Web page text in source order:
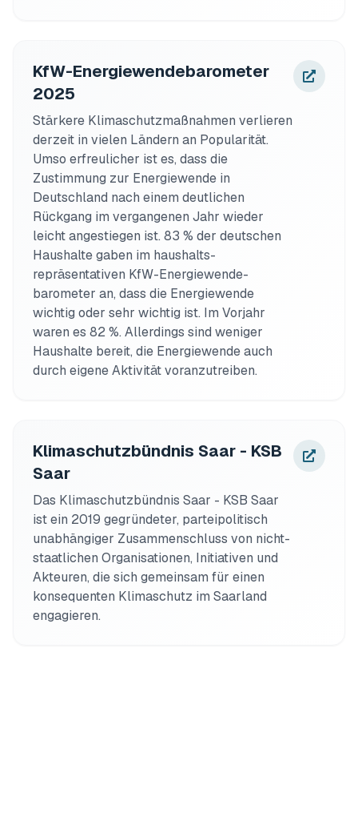
KfW-Energiewendebarometer
2025
Stärkere Klimaschutz­maßnahmen verlieren
derzeit in vielen Ländern an Popularität.
Umso erfreulicher ist es, dass die
Zustimmung zur Energiewende in
Deutschland nach einem deutlichen
Rückgang im vergangenen Jahr wieder
leicht angestiegen ist. 83 % der deutschen
Haushalte gaben im haushalts­
repräsentativen KfW-Energiewende­
barometer an, dass die Energiewende
wichtig oder sehr wichtig ist. Im Vorjahr
waren es 82 %. Allerdings sind weniger
Haushalte bereit, die Energiewende auch
durch eigene Aktivität voranzutreiben.
Klimaschutzbündnis Saar - KSB
Saar
Das Klimaschutzbündnis Saar - KSB Saar
ist ein 2019 gegründeter, parteipolitisch
unabhängiger Zusammenschluss von nicht-
staatlichen Organisationen, Initiativen und
Akteuren, die sich gemeinsam für einen
konsequenten Klimaschutz im Saarland
engagieren.